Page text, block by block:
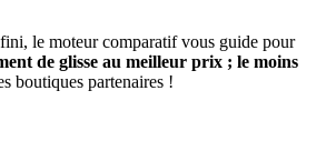
le moteur comparatif vous guide pour
de glisse au meilleur prix ; le moins
boutiques partenaires !